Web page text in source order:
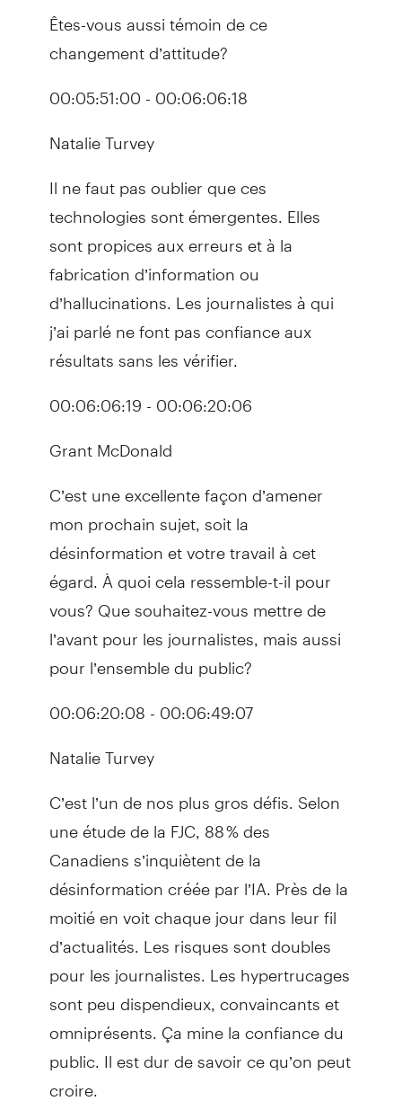
Êtes-vous aussi témoin de ce
changement d’attitude?
00:05:51:00 - 00:06:06:18
Natalie Turvey
Il ne faut pas oublier que ces
technologies sont émergentes. Elles
sont propices aux erreurs et à la
fabrication d’information ou
d’hallucinations. Les journalistes à qui
j’ai parlé ne font pas confiance aux
résultats sans les vérifier.
00:06:06:19 - 00:06:20:06
Grant McDonald
C’est une excellente façon d’amener
mon prochain sujet, soit la
désinformation et votre travail à cet
égard. À quoi cela ressemble-t-il pour
vous? Que souhaitez-vous mettre de
l’avant pour les journalistes, mais aussi
pour l’ensemble du public?
00:06:20:08 - 00:06:49:07
Natalie Turvey
C’est l’un de nos plus gros défis. Selon
une étude de la FJC, 88 % des
Canadiens s’inquiètent de la
désinformation créée par l’IA. Près de la
moitié en voit chaque jour dans leur fil
d’actualités. Les risques sont doubles
pour les journalistes. Les hypertrucages
sont peu dispendieux, convaincants et
omniprésents. Ça mine la confiance du
public. Il est dur de savoir ce qu’on peut
croire.